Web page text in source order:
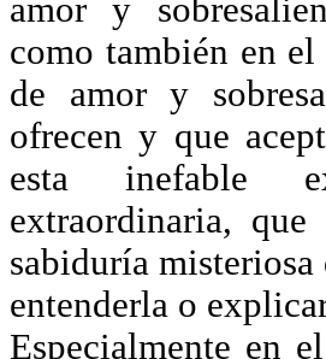
amor y
como también en el
de amor y
ofrecen y que
esta inefable
extraordinaria,
sabiduría misteriosa
entenderla o
Especialmente en